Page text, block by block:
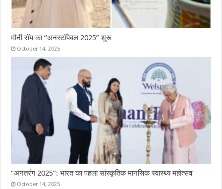
मौनी रॉय का “अनस्टॉपेबल 2025” शुरू
October 14, 2025
“अनंतरंग 2025”: भारत का पहला सांस्कृतिक मानसिक स्वास्थ्य महोत्सव
October 14, 2025